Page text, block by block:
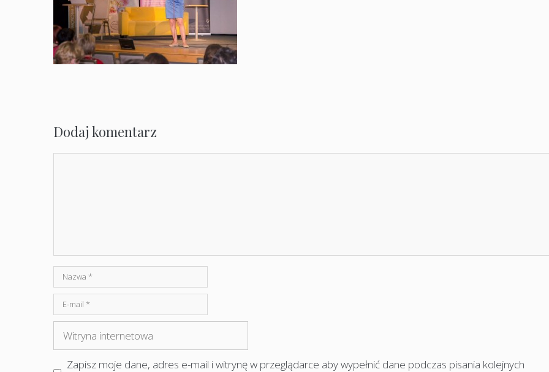
Dodaj komentarz
Nazwa
mail
Witryna
internetowa
Zapisz moje dane, adres e-mail i witrynę w przeglądarce aby wypełnić dane podczas pisania kolejnych